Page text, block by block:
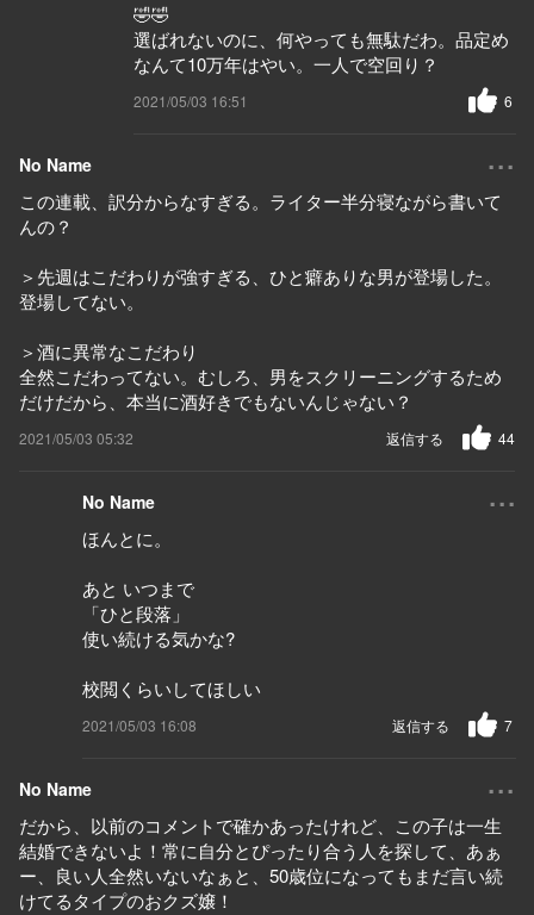
🤣🤣
選ばれないのに、何やっても無駄だわ。品定め
なんて10万年はやい。一人で空回り？
2021/05/03 16:51 6
No Name ...
この連載、訳分からなすぎる。ライター半分寝ながら書いて
んの？
＞先週はこだわりが強すぎる、ひと癖ありな男が登場した。
登場してない。
＞酒に異常なこだわり
全然こだわってない。むしろ、男をスクリーニングするため
だけだから、本当に酒好きでもないんじゃない？
2021/05/03 05:32 44
返信する
No Name ...
ほんとに。
あと いつまで
「ひと段落」
使い続ける気かな?
校閲くらいしてほしい
2021/05/03 16:08 7
返信する
No Name ...
だから、以前のコメントで確かあったけれど、この子は一生
結婚できないよ！常に自分とぴったり合う人を探して、あぁ
ー、良い人全然いないなぁと、50歳位になってもまだ言い続
けてるタイプのおクズ嬢！